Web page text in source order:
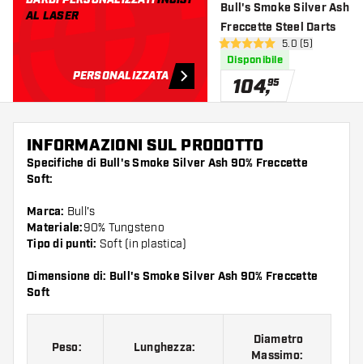
AL LASER
PERSONALIZZATA
Bull's Smoke Silver Ash
Freccette Steel Darts
apri pannello
5 stelle di valutazione
5.0 (5)
Disponibile
104,95
INFORMAZIONI SUL PRODOTTO
Specifiche di Bull's Smoke Silver Ash 90% Freccette
Soft:
Marca: Bull's
Materiale:90% Tungsteno
Tipo di punti: Soft (in plastica)
Dimensione di: Bull's Smoke Silver Ash 90% Freccette
Soft
Peso: Lunghezza:
Diametro
Massimo: